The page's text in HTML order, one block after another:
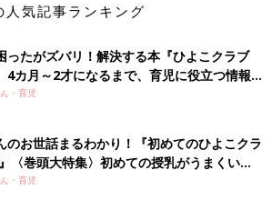
気記事ランキング
ったがズバリ！解決する本『ひよこクラブ
カ月～2才になるまで、育児に役立つ情報が
！
・育児
のお世話まるわかり！『初めてのひよこクラ
〈巻頭大特集〉初めての授乳がうまくい
ぱい・ミルクの基本と夏のトラブル 解決テ
・育児